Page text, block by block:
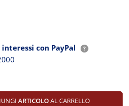
con PayPal
ARTICOLOAL CARRELLO